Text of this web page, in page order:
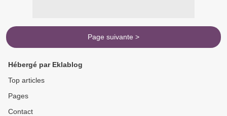
Page suivante >
Hébergé par Eklablog
Top articles
Pages
Contact